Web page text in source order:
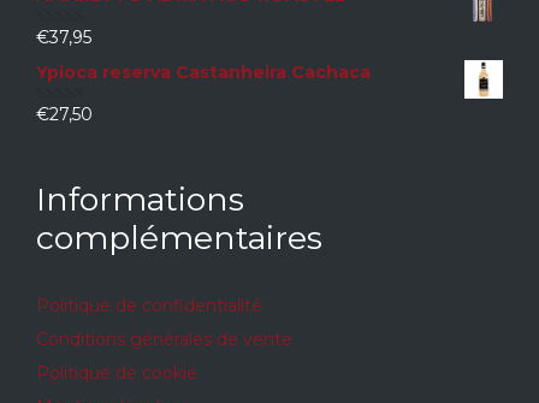
0
5
€37,95
Ypioca reserva Castanheira Cachaca
0
€27,50
Informations
complémentaires
Politique de confidentialité
Conditions générales de vente
Politique de cookie